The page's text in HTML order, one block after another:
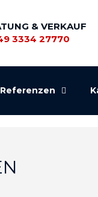
& VERKAUF
3334 27770
Referenzen